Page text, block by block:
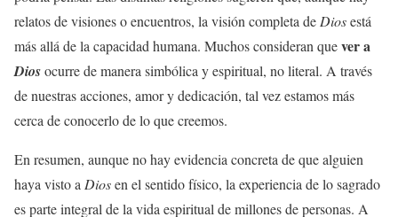
relatos de visiones o encuentros, la visión completa deDiosestá
más allá de la capacidad humana. Muchos consideran quever a
Diosocurre de manera simbólica y espiritual, no literal. A través
de nuestras acciones, amor y dedicación, tal vez estamos más
cerca de conocerlo de lo que creemos.
En resumen, aunque no hay evidencia concreta de que alguien
haya visto aDiosen el sentido físico, la experiencia de lo sagrado
es parte integral de la vida espiritual de millones de personas. A